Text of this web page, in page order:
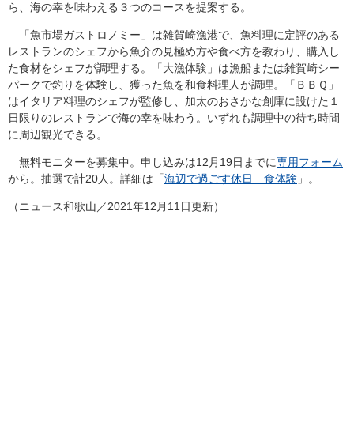
ら、海の幸を味わえる３つのコースを提案する。
「魚市場ガストロノミー」は雑賀崎漁港で、魚料理に定評のある
レストランのシェフから魚介の見極め方や食べ方を教わり、購入し
た食材をシェフが調理する。「大漁体験」は漁船または雑賀崎シー
パークで釣りを体験し、獲った魚を和食料理人が調理。「ＢＢＱ」
はイタリア料理のシェフが監修し、加太のおさかな創庫に設けた１
日限りのレストランで海の幸を味わう。いずれも調理中の待ち時間
に周辺観光できる。
無料モニターを募集中。申し込みは12月19日までに専用フォーム
から。抽選で計20人。詳細は「海辺で過ごす休日 食体験 」。
（ニュース和歌山／2021年12月11日更新）